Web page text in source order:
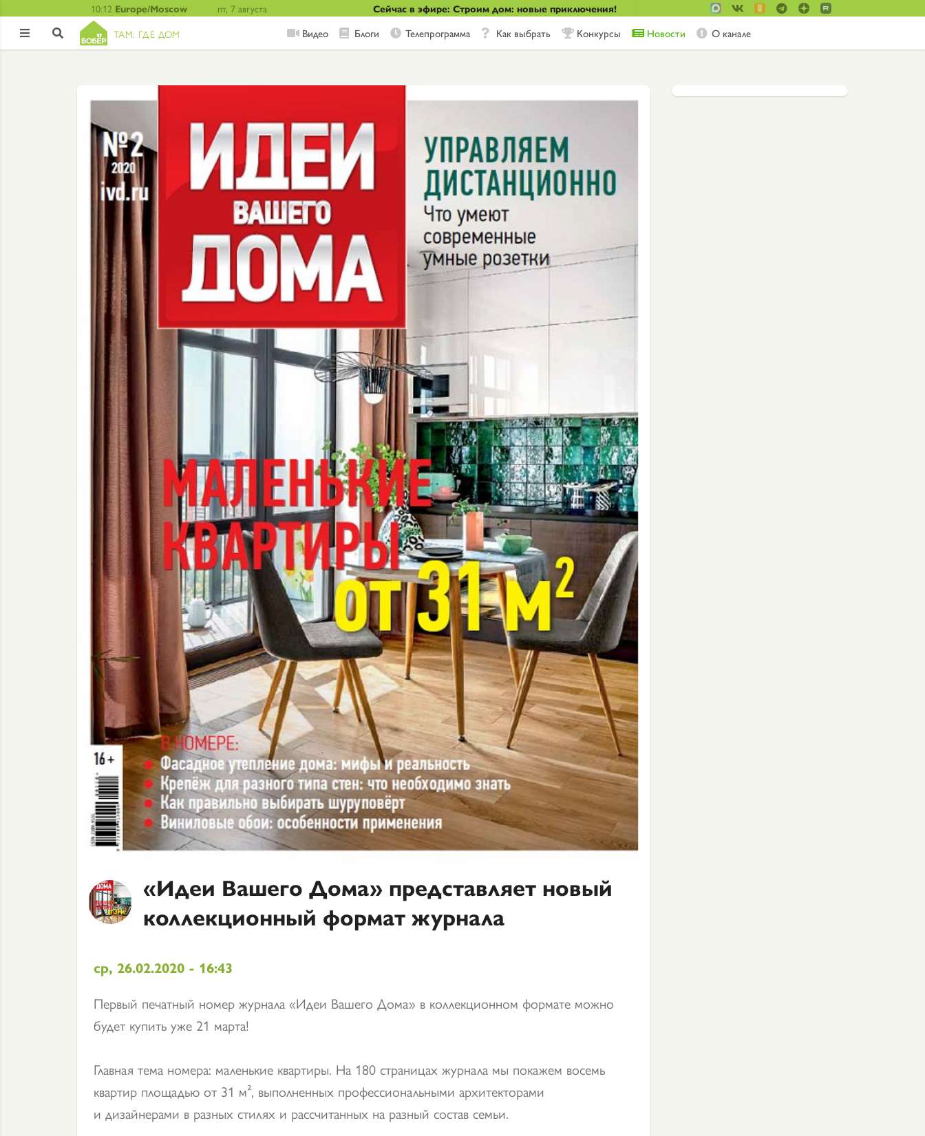
10:12 Europe/Moscow пт, 7 августа Сейчас в эфире: Строим дом: новые приключения!
  ТАМ, ГДЕ ДОМ Видео Блоги Телепрограмма Как выбрать Конкурсы Новости О канале
«Идеи Вашего Дома» представляет новый
коллекционный формат журнала
ср, 26.02.2020 - 16:43
Первый печатный номер журнала «Идеи Вашего Дома» в коллекционном формате можно
будет купить уже 21 марта!
Главная тема номера: маленькие квартиры. На 180 страницах журнала мы покажем восемь
квартир площадью от 31 м², выполненных профессиональными архитекторами
и дизайнерами в разных стилях и рассчитанных на разный состав семьи.